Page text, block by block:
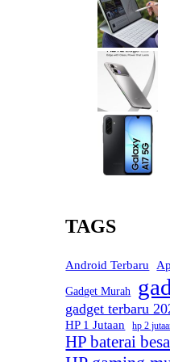
TAGS
Android Terbaru
Gadget Murah
gadget terbaru
HP 1 Jutaan hp 2
HP baterai